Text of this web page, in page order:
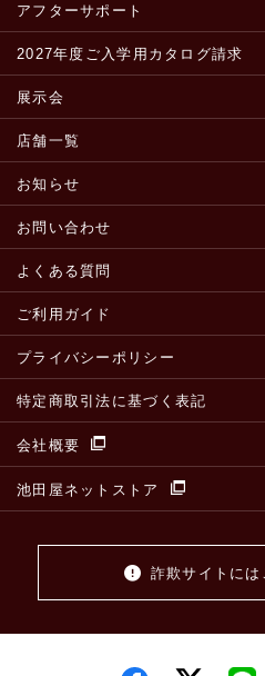
アフターサポート
2027年度ご入学用カタログ請求
展示会
店舗一覧
お知らせ
お問い合わせ
よくある質問
ご利用ガイド
プライバシーポリシー
特定商取引法に基づく表記
会社概要
池田屋ネットストア
詐欺サイトに